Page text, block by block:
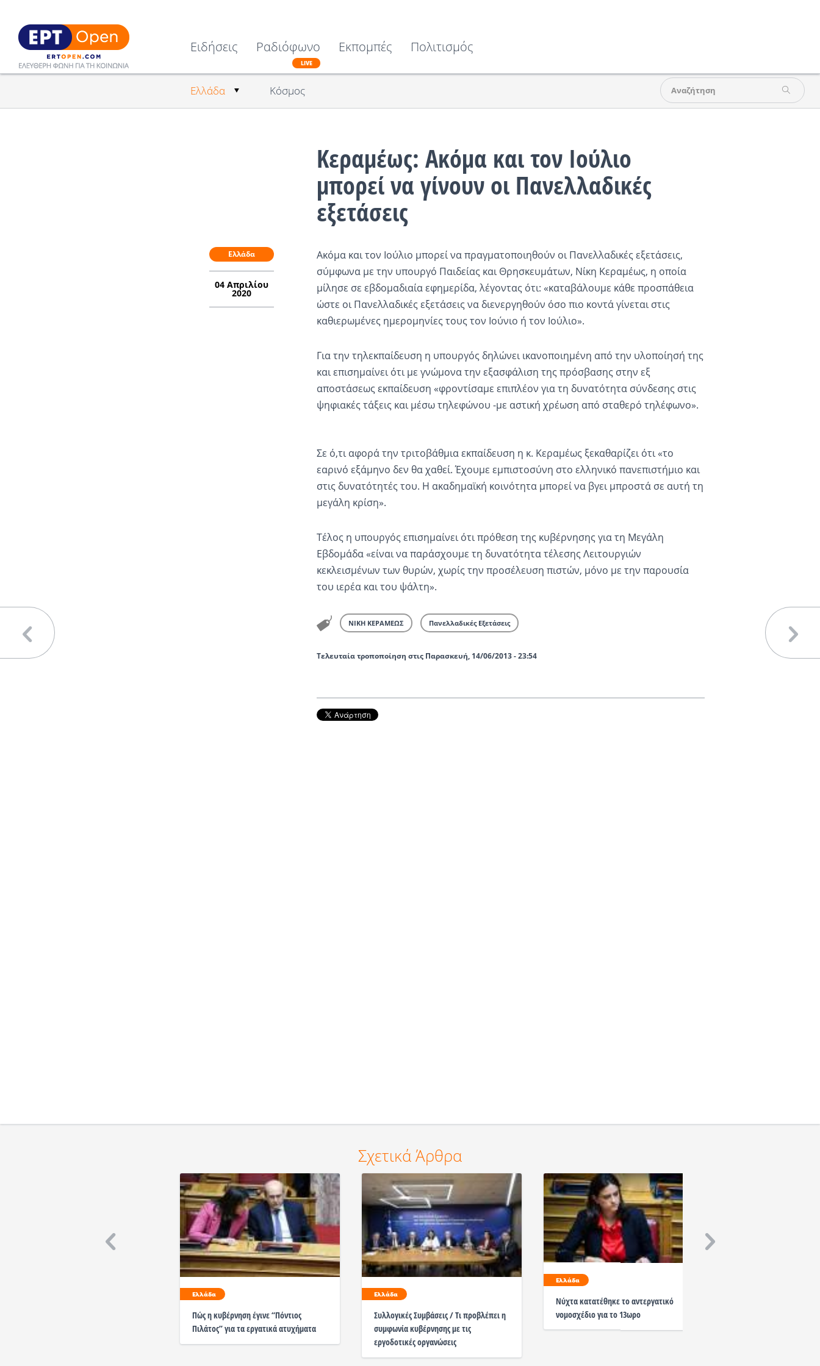
Ειδήσεις
Ελλάδα Κόσμος
Ραδιόφωνο
LIVE
Εκπομπές Πολιτισμός
Κεραμέως: Ακόμα και τον Ιούλιο
μπορεί να γίνουν οι Πανελλαδικές
εξετάσεις
Ελλάδα
04 Απριλίου
2020
Ακόμα και τον Ιούλιο μπορεί να πραγματοποιηθούν οι Πανελλαδικές εξετάσεις,
σύμφωνα με την υπουργό Παιδείας και Θρησκευμάτων, Νίκη Κεραμέως, η οποία
μίλησε σε εβδομαδιαία εφημερίδα, λέγοντας ότι: «καταβάλουμε κάθε προσπάθεια
ώστε οι Πανελλαδικές εξετάσεις να διενεργηθούν όσο πιο κοντά γίνεται στις
καθιερωμένες ημερομηνίες τους τον Ιούνιο ή τον Ιούλιο».
Για την τηλεκπαίδευση η υπουργός δηλώνει ικανοποιημένη από την υλοποίησή της
και επισημαίνει ότι με γνώμονα την εξασφάλιση της πρόσβασης στην εξ
αποστάσεως εκπαίδευση «φροντίσαμε επιπλέον για τη δυνατότητα σύνδεσης στις
ψηφιακές τάξεις και μέσω τηλεφώνου -με αστική χρέωση από σταθερό τηλέφωνο».
Σε ό,τι αφορά την τριτοβάθμια εκπαίδευση η κ. Κεραμέως ξεκαθαρίζει ότι «το
εαρινό εξάμηνο δεν θα χαθεί. Έχουμε εμπιστοσύνη στο ελληνικό πανεπιστήμιο και
στις δυνατότητές του. Η ακαδημαϊκή κοινότητα μπορεί να βγει μπροστά σε αυτή τη
μεγάλη κρίση».
Τέλος η υπουργός επισημαίνει ότι πρόθεση της κυβέρνησης για τη Μεγάλη
Εβδομάδα «είναι να παράσχουμε τη δυνατότητα τέλεσης Λειτουργιών
κεκλεισμένων των θυρών, χωρίς την προσέλευση πιστών, μόνο με την παρουσία
του ιερέα και του ψάλτη».
ΝΙΚΗ ΚΕΡΑΜΕΩΣ Πανελλαδικές Εξετάσεις
Τελευταία τροποποίηση στις Παρασκευή, 14/06/2013 - 23:54
Σχετικά Άρθρα
Ελλάδα
Πώς η κυβέρνηση έγινε “Πόντιος
Πιλάτος” για τα εργατικά ατυχήματα
Ελλάδα
Συλλογικές Συμβάσεις / Τι προβλέπει η
συμφωνία κυβέρνησης με τις
εργοδοτικές οργανώσεις
Ελλάδα
Νύχτα κατατέθηκε το αντεργατικό
νομοσχέδιο για το 13ωρο